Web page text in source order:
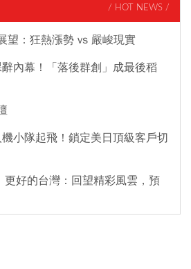
/ HOT NEWS /
望：狂熱漲勢 vs 嚴峻現實
內幕！「落後群創」成最後稻
小隊起飛！鎖定美日頂級客戶切
好的台灣：回望精彩風雲，預